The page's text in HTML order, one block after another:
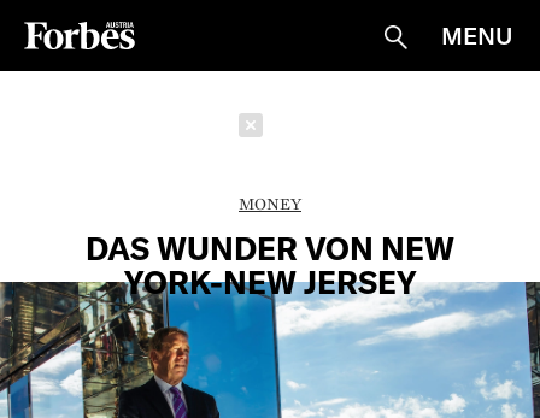
Suche
MENU
MONEY
DAS WUNDER VON NEW
YORK-NEW JERSEY